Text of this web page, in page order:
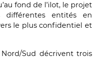
fond de l’ilot, le projet
différentes entités en
le plus confidentiel et
Sud décrivent trois